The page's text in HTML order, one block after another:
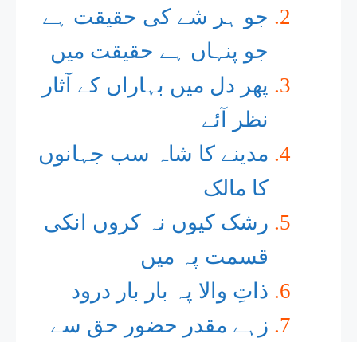
جو ہر شے کی حقیقت ہے
جو پنہاں ہے حقیقت میں
پھر دل میں بہاراں کے آثار
نظر آئے
مدینے کا شاہ سب جہانوں
کا مالک
رشک کیوں نہ کروں انکی
قسمت پہ میں
ذاتِ والا پہ بار بار درود
زہے مقدر حضور حق سے